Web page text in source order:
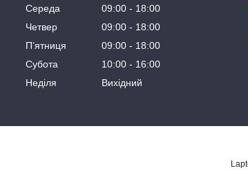
Середа
09:00
18:00
Четвер
09:00
18:00
Пʼятниця
09:00
18:00
Субота
10:00
16:00
Неділя
Вихідний